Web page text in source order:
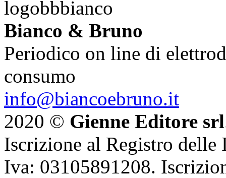
Bianco & Bruno
Periodico on line di
consumo
info@biancoebruno.it
2020 © Gienne Editore srl
Iscrizione al Registro delle
Iva: 03105891208.